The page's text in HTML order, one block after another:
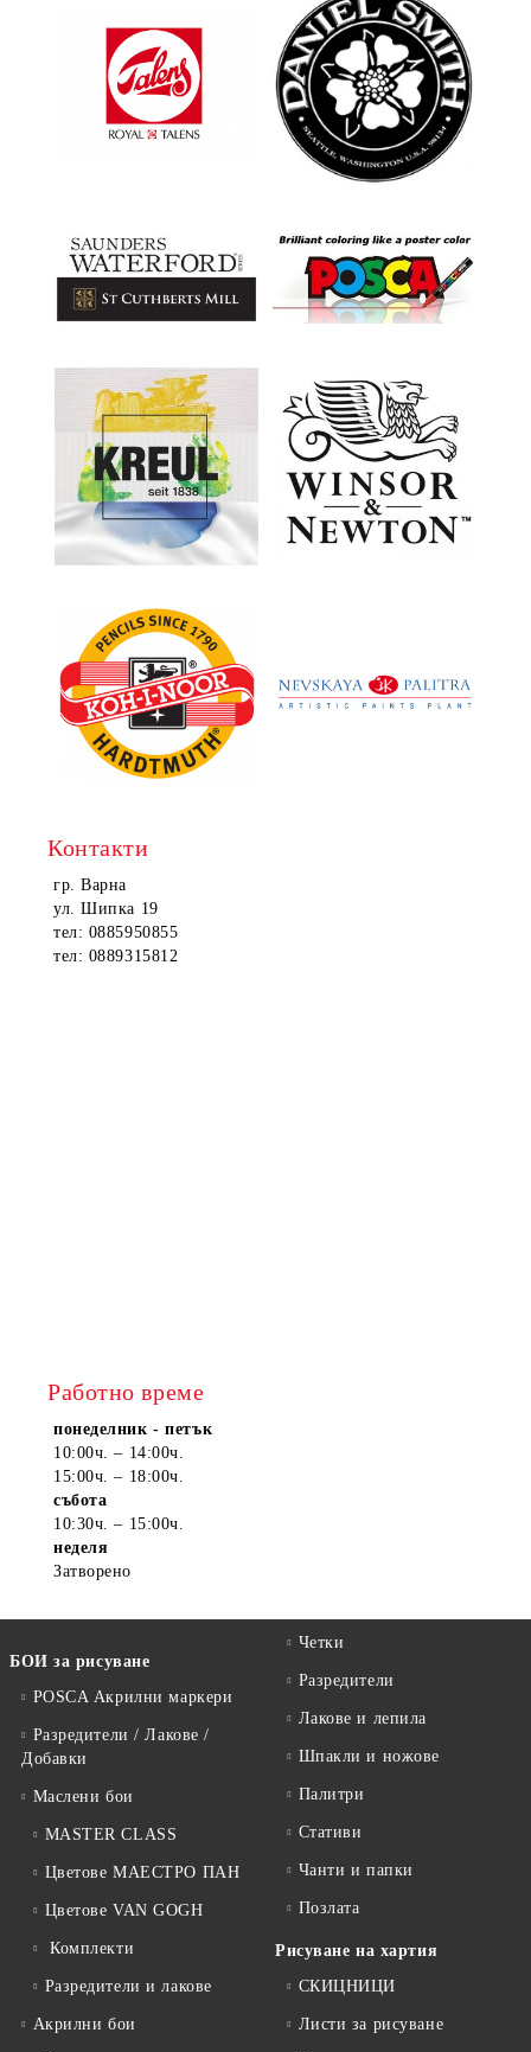
Контакти
гр. Варна
ул. Шипка 19
тел: 0885950855
тел: 0889315812
Работно време
понеделник - петък
10:00ч. – 14:00ч.
15:00ч. – 18:00ч.
събота
10:30ч. – 15:00ч.
неделя
Затворено
БОИ за рисуване
POSCA Акрилни маркери
Разредители / Лакове /
Добавки
Маслени бои
MASTER CLASS
Цветове МАЕСТРО ПАН
Цветове VAN GOGH
Комплекти
Разредители и лакове
Акрилни бои
Четки
Разредители
Лакове и лепила
Шпакли и ножове
Палитри
Стативи
Чанти и папки
Позлата
Рисуване на хартия
СКИЦНИЦИ
Листи за рисуване